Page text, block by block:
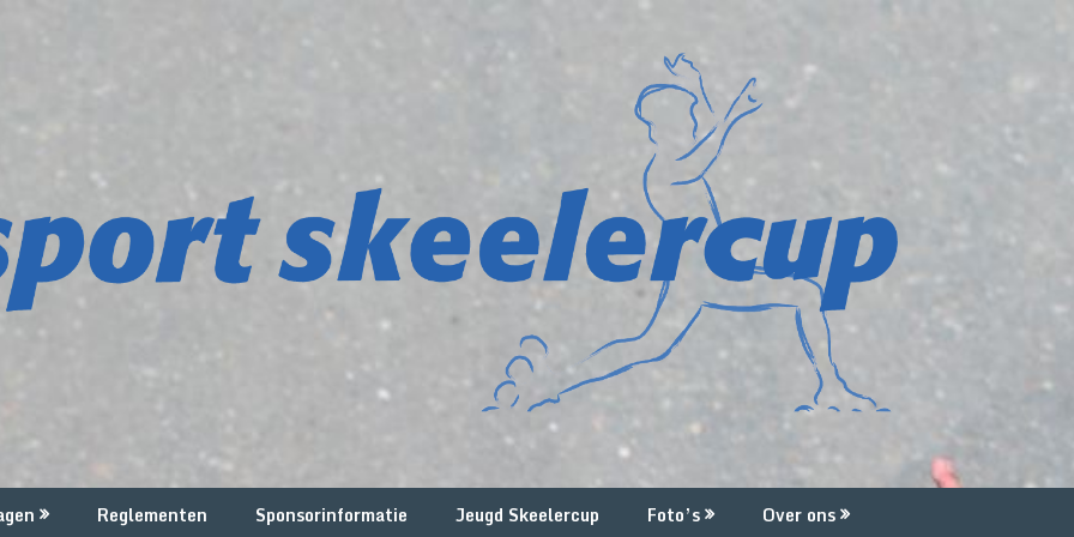
Reglementen Sponsorinformatie Jeugd Skeelercup Foto’s
Over ons